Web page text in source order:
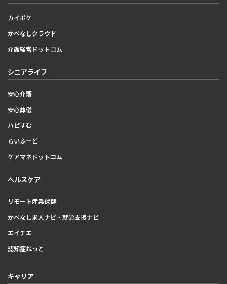
カイポケ
かべなしクラウド
介護経営ドットコム
シニアライフ
安心介護
安心葬儀
ハピすむ
らいふーど
ケアマネドットコム
ヘルスケア
リモート産業保健
かべなし求人ナビ・就労支援ナビ
エイチエ
認知症ねっと
キャリア